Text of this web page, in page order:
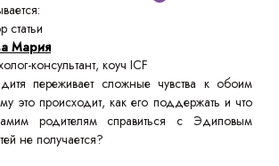
статьи
Мария
консультант, коуч ICF
переживает сложные чувства к обоим
это происходит, как его поддержать и что
родителям справиться с Эдиповым
не получается?